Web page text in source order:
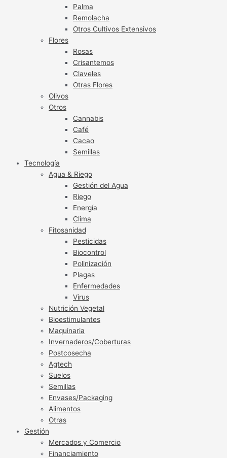
Palma
Remolacha
Otros Cultivos Extensivos
Flores
Rosas
Crisantemos
Claveles
Otras Flores
Olivos
Otros
Cannabis
Café
Cacao
Semillas
Tecnología
Agua & Riego
Gestión del Agua
Riego
Energía
Clima
Fitosanidad
Pesticidas
Biocontrol
Polinización
Plagas
Enfermedades
Virus
Nutrición Vegetal
Bioestimulantes
Maquinaria
Invernaderos/Coberturas
Postcosecha
Agtech
Suelos
Semillas
Envases/Packaging
Alimentos
Otras
Gestión
Mercados y Comercio
Financiamiento